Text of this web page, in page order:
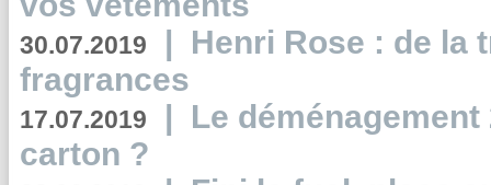
30.07.2019 | Henri Rose : de la
fragrances
17.07.2019 | Le
carton ?